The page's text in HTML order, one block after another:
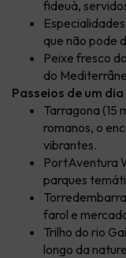
fideuà,
que não pode
Peixe fresco
do
Passeios de um
Tarragona (15
romanos, o
vibrantes.
PortAventura
parques
farol e
Trilho do rio
longo da